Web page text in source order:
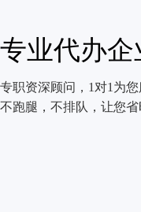
专业代办
专职资深顾问，1对1为您
不跑腿，不排队，让您